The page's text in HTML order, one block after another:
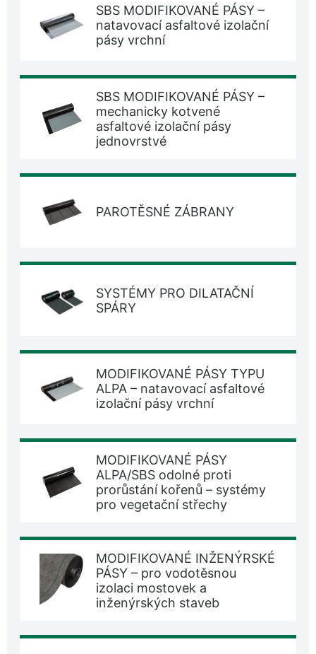
SBS MODIFIKOVANÉ PÁSY –
natavovací asfaltové izolační
pásy vrchní
SBS MODIFIKOVANÉ PÁSY –
mechanicky kotvené
asfaltové izolační pásy
jednovrstvé
PAROTĚSNÉ ZÁBRANY
SYSTÉMY PRO DILATAČNÍ
SPÁRY
MODIFIKOVANÉ PÁSY TYPU
ALPA – natavovací asfaltové
izolační pásy vrchní
MODIFIKOVANÉ PÁSY
ALPA/SBS odolné proti
prorůstání kořenů – systémy
pro vegetační střechy
MODIFIKOVANÉ INŽENÝRSKÉ
PÁSY – pro vodotěsnou
izolaci mostovek a
inženýrských staveb